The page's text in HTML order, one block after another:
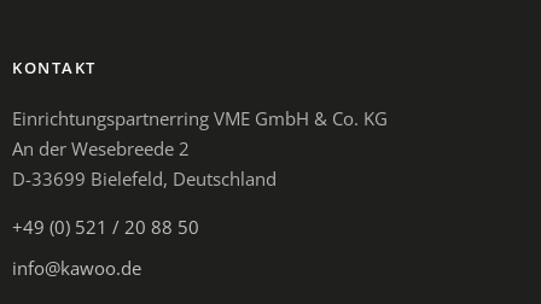
KONTAKT
Einrichtungspartnerring VME GmbH & Co. KG
An der Wesebreede 2
D-33699 Bielefeld, Deutschland
+49 (0) 521 / 20 88 50
info@kawoo.de